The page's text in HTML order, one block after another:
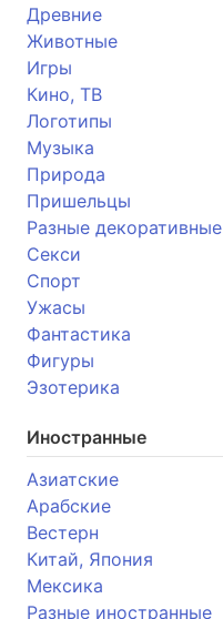
Древние
Животные
Игры
Кино, ТВ
Логотипы
Музыка
Природа
Пришельцы
Разные декоративные
Секси
Спорт
Ужасы
Фантастика
Фигуры
Эзотерика
Иностранные
Азиатские
Арабские
Вестерн
Китай, Япония
Мексика
Разные иностранные